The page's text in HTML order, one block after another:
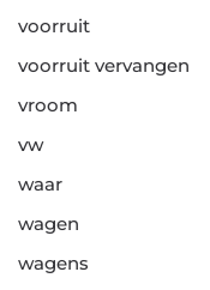
voorruit
voorruit vervangen
vroom
vw
waar
wagen
wagens